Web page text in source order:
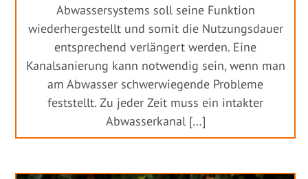
Abwassersystems soll seine Funktion
wiederhergestellt und somit die Nutzungsdauer
entsprechend verlängert werden. Eine
Kanalsanierung kann notwendig sein, wenn man
am Abwasser schwerwiegende Probleme
feststellt. Zu jeder Zeit muss ein intakter
Abwasserkanal […]